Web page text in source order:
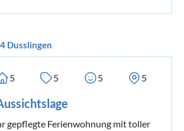
Dusslingen
5 5 5 5
gepflegte Ferienwohnung mit toller